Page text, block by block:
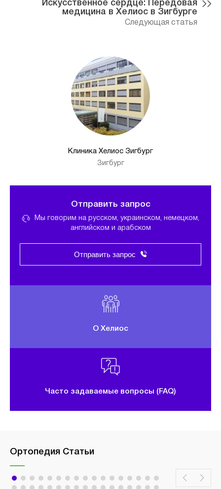
Искусственное сердце: Передовая
медицина в Хелиос в Зигбурге
Следующая статья
Клиника Хелиос Зигбург
Зигбург
Отправить запрос
Мы говорим на русском, украинском, немецком,
английском и арабском
Отправить запрос
О Хелиос
Часто задаваемые вопросы (FAQ)
Ортопедия Статьи